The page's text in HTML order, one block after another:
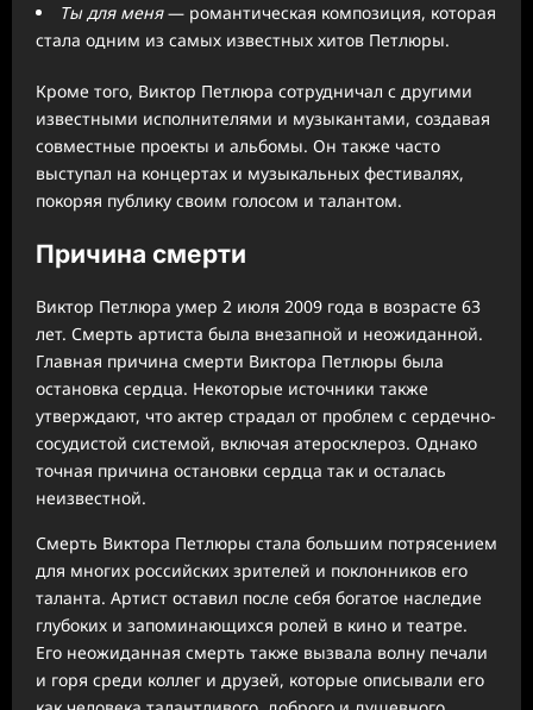
Ты для меня— романтическая композиция, которая
стала одним из самых известных хитов Петлюры.
Кроме того, Виктор Петлюра сотрудничал с другими
известными исполнителями и музыкантами, создавая
совместные проекты и альбомы. Он также часто
выступал на концертах и музыкальных фестивалях,
покоряя публику своим голосом и талантом.
Причина смерти
Виктор Петлюра умер 2 июля 2009 года в возрасте 63
лет. Смерть артиста была внезапной и неожиданной.
Главная причина смерти Виктора Петлюры была
остановка сердца. Некоторые источники также
утверждают, что актер страдал от проблем с сердечно-
сосудистой системой, включая атеросклероз. Однако
точная причина остановки сердца так и осталась
неизвестной.
Смерть Виктора Петлюры стала большим потрясением
для многих российских зрителей и поклонников его
таланта. Артист оставил после себя богатое наследие
глубоких и запоминающихся ролей в кино и театре.
Его неожиданная смерть также вызвала волну печали
и горя среди коллег и друзей, которые описывали его